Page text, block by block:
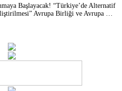
Başlayacak! “Türkiye’de Alternatif
Avrupa Birliği ve Avrupa …